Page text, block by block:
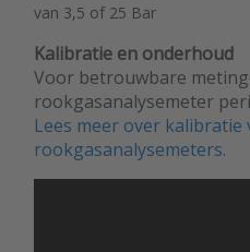
van 3,5 of 25 Bar
Kalibratie en onderhoud
Voor betrouwbare
rookgasanalysemeter
Lees meer over kalibratie
rookgasanalysemeters.